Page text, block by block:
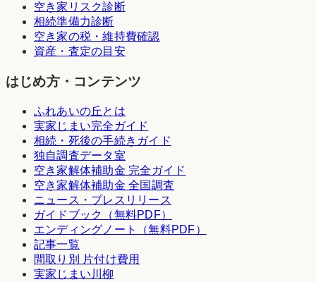
空き家リスク診断
相続準備力診断
空き家の税・維持費確認
資産・査定の目安
はじめ方・コンテンツ
ふれあいの丘とは
実家じまい完全ガイド
相続・死後の手続きガイド
独自調査データ室
空き家解体補助金 完全ガイド
空き家解体補助金 全国調査
ニュース・プレスリリース
ガイドブック（無料PDF）
エンディングノート（無料PDF）
記事一覧
間取り別 片付け費用
実家じまい川柳